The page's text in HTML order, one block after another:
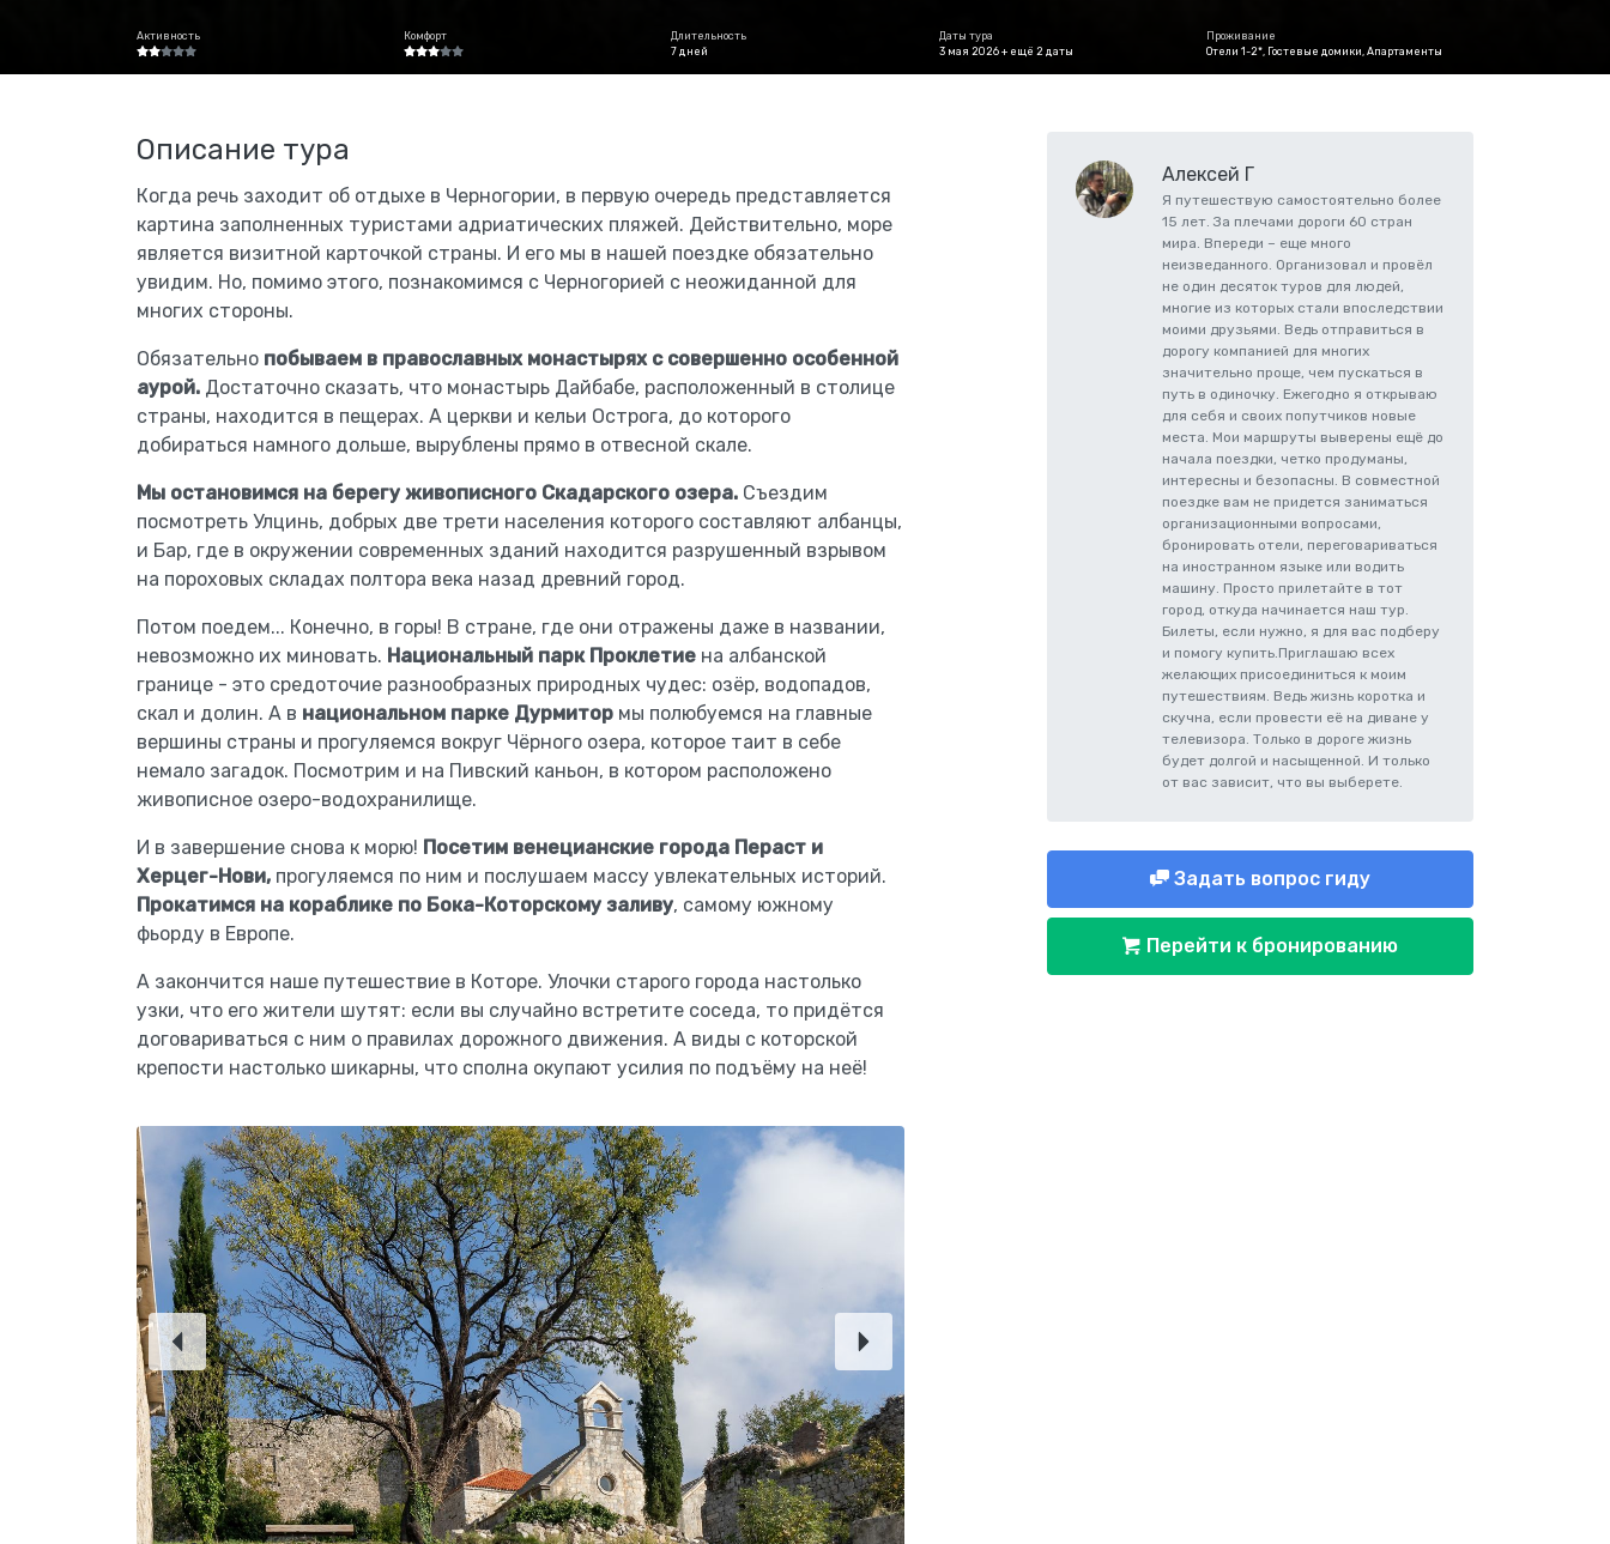
Активность Комфорт
Длительность
7 дней
Даты тура
3 мая 2026 + ещё 2 даты
Проживание
Отели 1-2*, Гостевые домики, Апартаменты
Описание тура
Когда речь заходит об отдыхе в Черногории, в первую очередь представляется
картина заполненных туристами адриатических пляжей. Действительно, море
является визитной карточкой страны. И его мы в нашей поездке обязательно
увидим. Но, помимо этого, познакомимся с Черногорией с неожиданной для
многих стороны.
Обязательно побываем в православных монастырях с совершенно особенной
аурой. Достаточно сказать, что монастырь Дайбабе, расположенный в столице
страны, находится в пещерах. А церкви и кельи Острога, до которого
добираться намного дольше, вырублены прямо в отвесной скале.
Мы остановимся на берегу живописного Скадарского озера. Съездим
посмотреть Улцинь, добрых две трети населения которого составляют албанцы,
и Бар, где в окружении современных зданий находится разрушенный взрывом
на пороховых складах полтора века назад древний город.
Потом поедем... Конечно, в горы! В стране, где они отражены даже в названии,
невозможно их миновать. Национальный парк Проклетие на албанской
границе - это средоточие разнообразных природных чудес: озёр, водопадов,
скал и долин. А в национальном парке Дурмитор мы полюбуемся на главные
вершины страны и прогуляемся вокруг Чёрного озера, которое таит в себе
немало загадок. Посмотрим и на Пивский каньон, в котором расположено
живописное озеро-водохранилище.
И в завершение снова к морю! Посетим венецианские города Пераст и
Херцег-Нови, прогуляемся по ним и послушаем массу увлекательных историй.
Прокатимся на кораблике по Бока-Которскому заливу, самому южному
фьорду в Европе.
А закончится наше путешествие в Которе. Улочки старого города настолько
узки, что его жители шутят: если вы случайно встретите соседа, то придётся
договариваться с ним о правилах дорожного движения. А виды с которской
крепости настолько шикарны, что сполна окупают усилия по подъёму на неё!
Алексей Г
Я путешествую самостоятельно более
15 лет. За плечами дороги 60 стран
мира. Впереди – еще много
неизведанного. Организовал и провёл
не один десяток туров для людей,
многие из которых стали впоследствии
моими друзьями. Ведь отправиться в
дорогу компанией для многих
значительно проще, чем пускаться в
путь в одиночку. Ежегодно я открываю
для себя и своих попутчиков новые
места. Мои маршруты выверены ещё до
начала поездки, четко продуманы,
интересны и безопасны. В совместной
поездке вам не придется заниматься
организационными вопросами,
бронировать отели, переговариваться
на иностранном языке или водить
машину. Просто прилетайте в тот
город, откуда начинается наш тур.
Билеты, если нужно, я для вас подберу
и помогу купить.​ Приглашаю всех
желающих присоединиться к моим
путешествиям. Ведь жизнь коротка и
скучна, если провести её на диване у
телевизора. Только в дороге жизнь
будет долгой и насыщенной. И только
от вас зависит, что вы выберете.
Задать вопрос гиду
Перейти к бронированию